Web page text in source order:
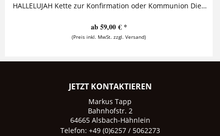
HALLELUJAH Kette zur Konfirmation oder Kommunion Diese bezaubernde Namenskette mit personalisierbarem Christenfisch ist ein wundervolles...
ab 59,00 € *
(Preis inkl. MwSt. zzgl. Versand)
JETZT KONTAKTIEREN
Markus Tapp
Bahnhofstr. 2
64665 Alsbach-Hähnlein
Telefon: +49 (0)6257 / 5062273